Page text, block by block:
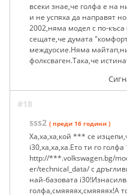
всеки знае,че голфа е на
и не успяха да направят
2002,няма модел с по-къса
сещате,че думата
междуосие.Няма
фолксваген.Така,че
#18
sss2 ( преди 16 години )
Ха,ха,ха,кой *** се
i30,ха,ха,ха.Ето ти го голфа
http://***.volkswagen.bg/
er/technical_data/ с
най-базовата
голфа,смяяяях,смяяяях!А